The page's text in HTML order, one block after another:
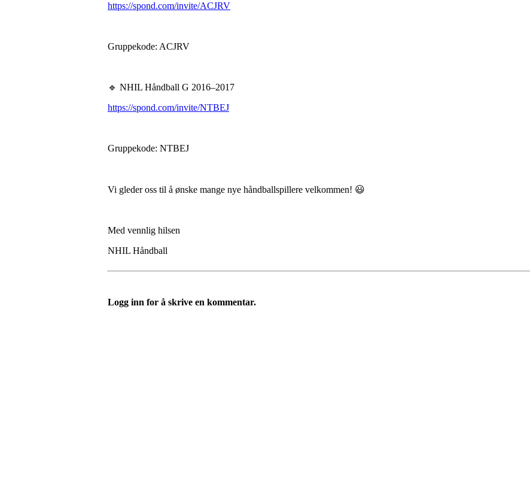
https://spond.com/invite/ACJRV
Gruppekode: ACJRV
🔹 NHIL Håndball G 2016–2017
https://spond.com/invite/NTBEJ
Gruppekode: NTBEJ
Vi gleder oss til å ønske mange nye håndballspillere velkommen! 😃
Med vennlig hilsen
NHIL Håndball
Logg inn for å skrive en kommentar.